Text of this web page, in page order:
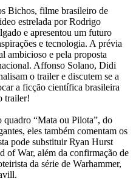
Bichos, filme brasileiro de
estrelada por Rodrigo
e apresentou um futuro
e tecnologia. A prévia
ambicioso e pela proposta
Affonso Solano, Didi
o trailer e discutem se a
a ficção científica brasileira
trailer!
quadro “Mata ou Pilota”, do
eles também comentam os
pode substituir Ryan Hurst
of War, além da confirmação de
da série de Warhammer,